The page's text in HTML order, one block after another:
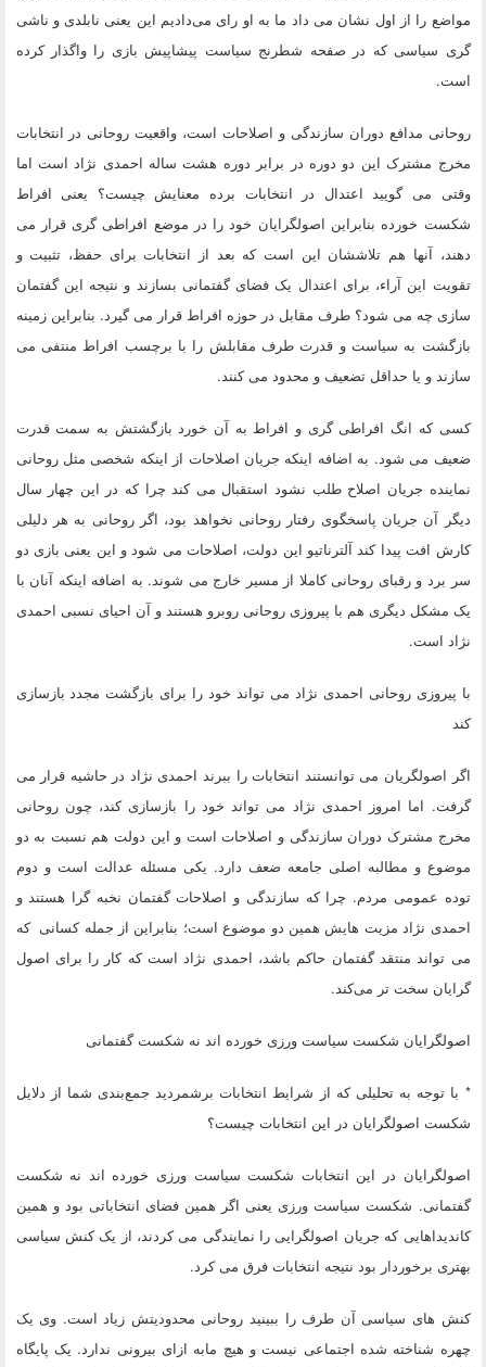
مواضع را از اول نشان می داد ما به او رای می‌دادیم این یعنی نابلدی و ناشی
گری سیاسی که در صفحه شطرنج سیاست پیشاپیش بازی را واگذار کرده
است.
روحانی مدافع دوران سازندگی و اصلاحات است، واقعیت روحانی در انتخابات
مخرج مشترک این دو دوره در برابر دوره هشت ساله احمدی نژاد است اما
وقتی می گویید اعتدال در انتخابات برده معنایش چیست؟ یعنی افراط
شکست خورده بنابراین اصولگرایان خود را در موضع افراطی گری قرار می
دهند، آنها هم تلاششان این است که بعد از انتخابات برای حفظ، تثبیت و
تقویت این آراء، برای اعتدال یک فضای گفتمانی بسازند و نتیجه این گفتمان
سازی چه می شود؟ طرف مقابل در حوزه افراط قرار می گیرد. بنابراین زمینه
بازگشت به سیاست و قدرت طرف مقابلش را با برچسب افراط منتفی می
سازند و یا حداقل تضعیف و محدود می کنند.
کسی که انگ افراطی گری و افراط به آن خورد بازگشتش به سمت قدرت
ضعیف می شود. به اضافه اینکه جریان اصلاحات از اینکه شخصی مثل روحانی
نماینده جریان اصلاح طلب نشود استقبال می کند چرا که در این چهار سال
دیگر آن جریان پاسخگوی رفتار روحانی نخواهد بود، اگر روحانی به هر دلیلی
کارش افت پیدا کند آلترناتیو این دولت، اصلاحات می شود و این یعنی بازی دو
سر برد و رقبای روحانی کاملا از مسیر خارج می شوند. به اضافه اینکه آنان با
یک مشکل دیگری هم با پیروزی روحانی روبرو هستند و آن احیای نسبی احمدی
نژاد است.
با پیروزی روحانی احمدی نژاد می تواند خود را برای بازگشت مجدد بازسازی
کند
اگر اصولگریان می توانستند انتخابات را ببرند احمدی نژاد در حاشیه قرار می
گرفت. اما امروز احمدی نژاد می تواند خود را بازسازی کند، چون روحانی
مخرج مشترک دوران سازندگی و اصلاحات است و این دولت هم نسبت به دو
موضوع و مطالبه اصلی جامعه ضعف دارد. یکی مسئله عدالت است و دوم
توده عمومی مردم. چرا که سازندگی و اصلاحات گفتمان نخبه گرا هستند و
احمدی نژاد مزیت هایش همین دو موضوع است؛ بنابراین از جمله کسانی که
می تواند منتقد گفتمان حاکم باشد، احمدی نژاد است که کار را برای اصول
گرایان سخت تر می‌کند.
اصولگرایان شکست سیاست ورزی خورده اند نه شکست گفتمانی
* با توجه به تحلیلی که از شرایط انتخابات برشمردید جمع‌بندی شما از دلایل
شکست اصولگرایان در این انتخابات چیست؟
اصولگرایان در این انتخابات شکست سیاست ورزی خورده اند نه شکست
گفتمانی. شکست سیاست ورزی یعنی اگر همین فضای انتخاباتی بود و همین
کاندیداهایی که جریان اصولگرایی را نمایندگی می کردند، از یک کنش سیاسی
بهتری برخوردار بود نتیجه انتخابات فرق می کرد.
کنش های سیاسی آن طرف را ببینید روحانی محدودیتش زیاد است. وی یک
چهره شناخته شده اجتماعی نیست و هیچ مابه ازای بیرونی ندارد. یک پایگاه